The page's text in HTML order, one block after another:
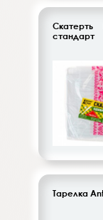
стандарт
Тарелка